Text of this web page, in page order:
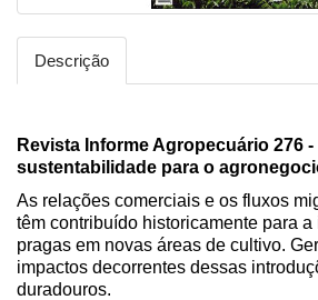
Descrição
Revista Informe Agropecuário 276
sustentabilidade para o
As relações comerciais e os fluxos
têm contribuído historicamente para
pragas em novas áreas de cultivo.
impactos decorrentes dessas
duradouros.